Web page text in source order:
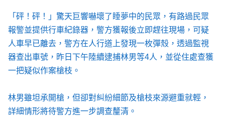
「砰！砰！」驚天巨響嚇壞了睡夢中的民眾，有路過民眾
報警並提供行車紀錄器，警方獲報後立即趕往現場，可疑
人車早已離去，警方在人行道上發現一枚彈殼，透過監視
器查出車號，昨日下午陸續逮捕林男等4人，並從住處查獲
一把疑似作案槍枝。
林男雖坦承開槍，但卻對糾紛細節及槍枝來源避重就輕，
詳細情形將待警方進一步調查釐清。